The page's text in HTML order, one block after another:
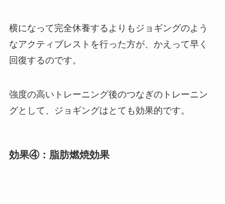
横になって完全休養するよりもジョギングのよう
なアクティブレストを行った方が、かえって早く
回復するのです。
強度の高いトレーニング後のつなぎのトレーニン
グとして、ジョギングはとても効果的です。
効果④：脂肪燃焼効果